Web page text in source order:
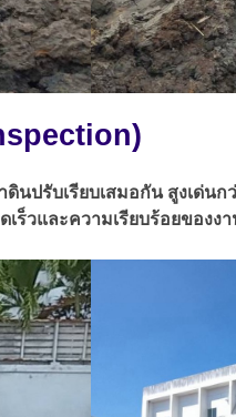
ปรับเรียบเสมอกัน สูงเด่น
ร็วและความเรียบร้อยของง